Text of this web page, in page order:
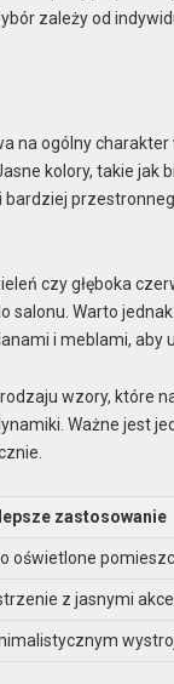
zależy od
na ogólny
kolory, takie jak
czy głęboka
salonu. Warto
i meblami, aby
wzory, które
Ważne jest
zastosowanie
oświetlone
z jasnymi